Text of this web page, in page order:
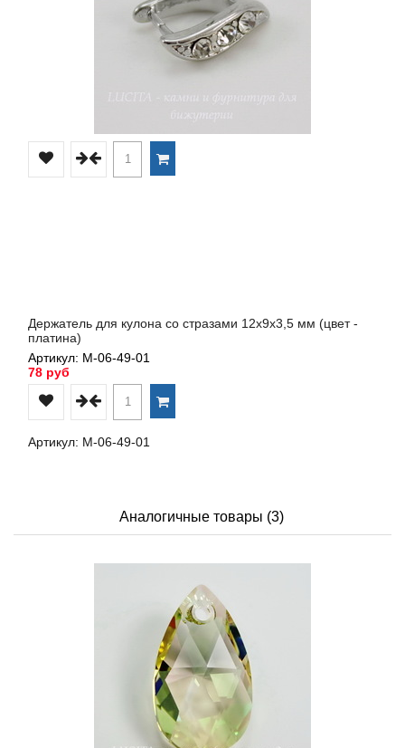
Держатель для кулона со стразами 12х9х3,5 мм (цвет -
платина)
Артикул: М-06-49-01
78 руб
Артикул: М-06-49-01
Аналогичные товары (3)